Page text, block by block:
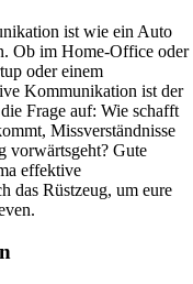
ist wie ein Auto
Ob im Home-Office oder
oder einem
Kommunikation ist der
Frage auf: Wie schafft
Missverständnisse
vorwärtsgeht? Gute
effektive
das Rüstzeug, um eure